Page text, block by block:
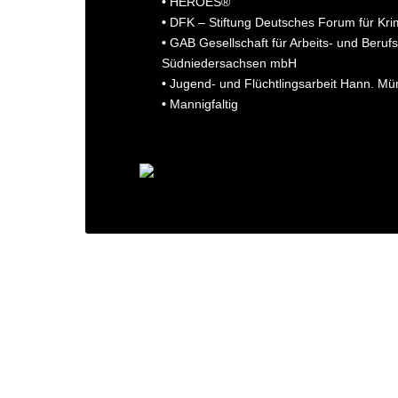
• DFK – Stiftung Deutsches Forum für
• GAB Gesellschaft für Arbeits- und
Südniedersachsen mbH
• Jugend- und Flüchtlingsarbeit Hann.
• Mannigfaltig